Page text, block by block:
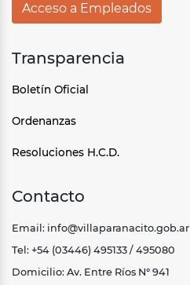
Acceso a Empleados
Transparencia
Boletín Oficial
Ordenanzas
Resoluciones H.C.D.
Contacto
Email: info@villaparanacito.gob.ar
Tel: +54 (03446) 495133 / 495080
Domicilio: Av. Entre Ríos N° 941